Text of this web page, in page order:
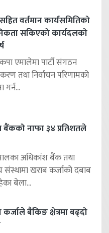
वर्तमान कार्यसमितिको
सकिएको कार्यदलको
एमालेमा पार्टी संगठन
तथा निर्वाचन परिणामको
गर्न...
बैंकको नाफा ३४ प्रतिशतले
अधिकांश बैंक तथा
संस्थामा खराब कर्जाको दबाब
बेला...
बैंकिङ क्षेत्रमा बढ्दो